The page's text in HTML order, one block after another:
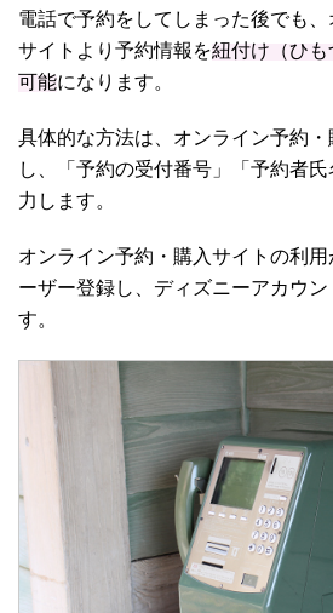
電話で予約をしてしまった後でも
サイトより予約情報を紐付け（ひ
可能になります。
具体的な方法は、オンライン予約
し、「予約の受付番号」「予約者
力します。
オンライン予約・購入サイトの利
ーザー登録し、ディズニーアカウ
す。